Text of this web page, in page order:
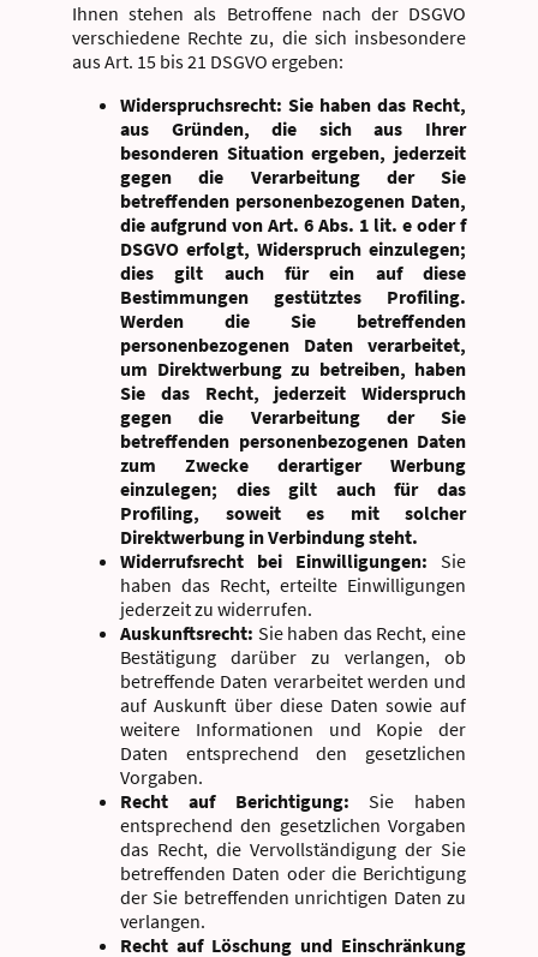
Ihnen stehen als Betroffene nach der DSGVO
verschiedene Rechte zu, die sich insbesondere
aus Art. 15 bis 21 DSGVO ergeben:
Widerspruchsrecht: Sie haben das Recht,
aus Gründen, die sich aus Ihrer
besonderen Situation ergeben, jederzeit
gegen die Verarbeitung der Sie
betreffenden personenbezogenen Daten,
die aufgrund von Art. 6 Abs. 1 lit. e oder f
DSGVO erfolgt, Widerspruch einzulegen;
dies gilt auch für ein auf diese
Bestimmungen gestütztes Profiling.
Werden die Sie betreffenden
personenbezogenen Daten verarbeitet,
um Direktwerbung zu betreiben, haben
Sie das Recht, jederzeit Widerspruch
gegen die Verarbeitung der Sie
betreffenden personenbezogenen Daten
zum Zwecke derartiger Werbung
einzulegen; dies gilt auch für das
Profiling, soweit es mit solcher
Direktwerbung in Verbindung steht.
Widerrufsrecht bei Einwilligungen: Sie
haben das Recht, erteilte Einwilligungen
jederzeit zu widerrufen.
Auskunftsrecht: Sie haben das Recht, eine
Bestätigung darüber zu verlangen, ob
betreffende Daten verarbeitet werden und
auf Auskunft über diese Daten sowie auf
weitere Informationen und Kopie der
Daten entsprechend den gesetzlichen
Vorgaben.
Recht auf Berichtigung: Sie haben
entsprechend den gesetzlichen Vorgaben
das Recht, die Vervollständigung der Sie
betreffenden Daten oder die Berichtigung
der Sie betreffenden unrichtigen Daten zu
verlangen.
Recht auf Löschung und Einschränkung